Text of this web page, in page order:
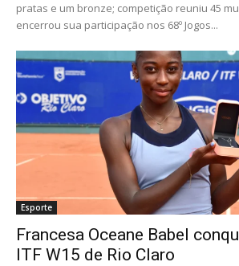
pratas e um bronze; competição reuniu 45
encerrou sua participação nos 68º Jogos...
Esporte
Francesa Oceane Babel
ITF W15 de Rio Claro